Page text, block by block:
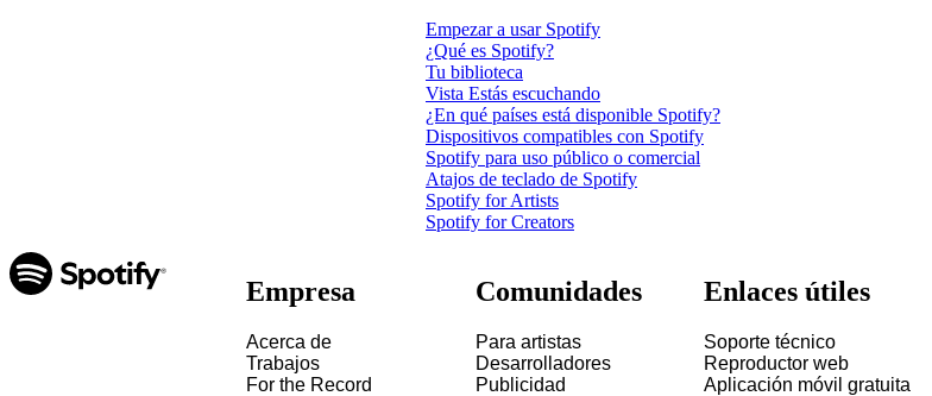
Empezar a usar Spotify
¿Qué es Spotify?
Tu biblioteca
Vista Estás escuchando
¿En qué países está disponible Spotify?
Dispositivos compatibles con Spotify
Spotify para uso público o comercial
Atajos de teclado de Spotify
Spotify for Artists
Spotify for Creators
Empresa
Acerca de
Trabajos
For the Record
Comunidades
Para artistas
Desarrolladores
Publicidad
Enlaces útiles
Soporte técnico
Reproductor web
Aplicación móvil gratuita